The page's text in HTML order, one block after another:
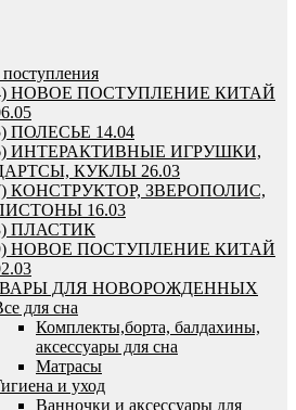
НОВОЕ ПОСТУПЛЕНИЕ КИТАЙ
ПОЛЕСЬЕ 14.04
ИНТЕРАКТИВНЫЕ ИГРУШКИ,
КУКЛЫ 26.03
КОНСТРУКТОР, ЗВЕРОПОЛИС,
16.03
ПЛАСТИК
НОВОЕ ПОСТУПЛЕНИЕ КИТАЙ
ДЛЯ НОВОРОЖДЕННЫХ
для сна
Комплекты,борта, балдахины,
аксессуары для сна
Матрасы
и уход
Ванночки и аксессуары для